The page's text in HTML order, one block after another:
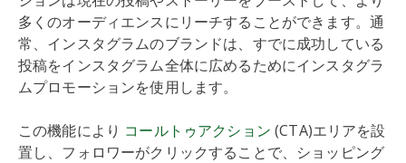
多くのオーディエンスにリーチすることができます。通
常、インスタグラムのブランドは、すでに成功している
投稿をインスタグラム全体に広めるためにインスタグラ
ムプロモーションを使用します。
この機能により コールトゥアクション (CTA)エリアを設
置し、フォロワーがクリックすることで、ショッピング